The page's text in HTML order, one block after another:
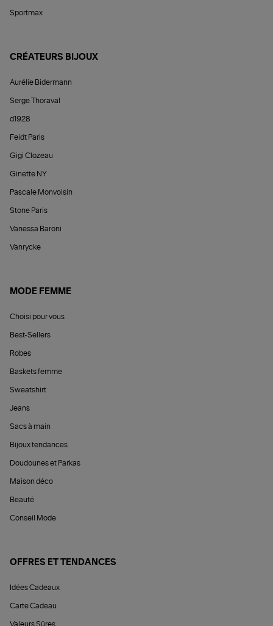
Sportmax
CRÉATEURS BIJOUX
Aurélie Bidermann
Serge Thoraval
d1928
Feidt Paris
Gigi Clozeau
Ginette NY
Pascale Monvoisin
Stone Paris
Vanessa Baroni
Vanrycke
MODE FEMME
Choisi pour vous
Best-Sellers
Robes
Baskets femme
Sweatshirt
Jeans
Sacs à main
Bijoux tendances
Doudounes et Parkas
Maison déco
Beauté
Conseil Mode
OFFRES ET TENDANCES
Idées Cadeaux
Carte Cadeau
Valeurs Sûres